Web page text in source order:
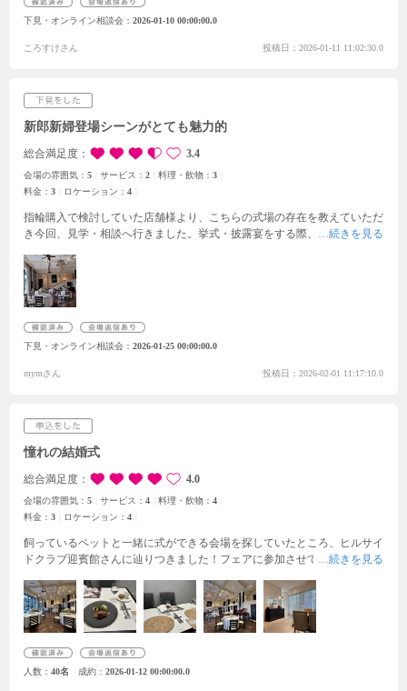
きる項目が多く、基本費用も私達の希望に沿ったものとなるよう考えてく
ださりました。他にも見学を考えていて一度は当日成約を断りましたが、
た。
下見・オンライン相談会 2026-01-10 00:00:00.0
ころすけさん 投稿日：2026-01-11 11:02:30.0
新郎新婦登場シーンがとても魅力的
総合満足度 3.4
会場の雰囲気： 5 サービス： 2 料理・飲物： 3
料金： 3 ロケーション： 4
指輪購入で検討していた店舗様より、こちらの式場の存在を教えていただ
き今回、見学・相談へ行きました。挙式・披露宴をする際、建物全体が貸
さん光が入って明るく、素敵でした。披露宴会場は新郎新婦が入場すると
き、会場内の2Ｆ部分から皆様の前へ登場し、少し真っ直ぐ歩き、階段を
降りての登場。この間も、2Ｆから下の来客の皆様も見えるし、下からも
た。そして料理は1皿、お肉の試食を頂きましたが、脂身の部分だったた
め、年配者を呼ぶなら食べるのがしんどいと思うので、脂身の少ないお肉
下見・オンライン相談会 2026-01-25 00:00:00.0
mymさん 投稿日：2026-02-01 11:17:10.0
憧れの結婚式
総合満足度 4.0
会場の雰囲気： 5 サービス： 4 料理・飲物： 4
料金： 3 ロケーション： 4
飼っているペットと一緒に式ができる会場を探していたところ、ヒルサイ
ドクラブ迎賓館さんに辿りつきました！ フェアに参加させていただいて、
ました。特に印象に残ったのがキャットウォーク付きの披露宴会場で、パ
ーティ会場の2階から登場して会場全体が見渡せるので会場と一体感が出
てすごく素敵だなと感じました！屋上のチャペルは幻想的で、光が差し込
わなくてよく、自分たちの好きなように行事の時間を調整できるところは
すごく魅力的だと思います♪会場内でペットの入場規制はないので、家族
人数 40名 成約 2026-01-12 00:00:00.0